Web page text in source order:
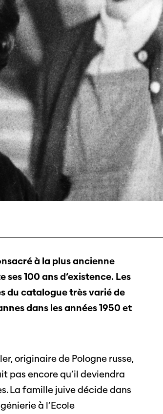
Équipe
Postes
contact
à la plus ancienne
100 ans d’existence. Les
du catalogue très varié de
dans les années 1950 et
originaire de Pologne russe,
pas encore qu’il deviendra
La famille juive décide dans
à l’Ecole